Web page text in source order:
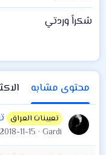
شكراً وردتي
محتوى مشابه
تعيينات العراق
Gardi
2018-11-15